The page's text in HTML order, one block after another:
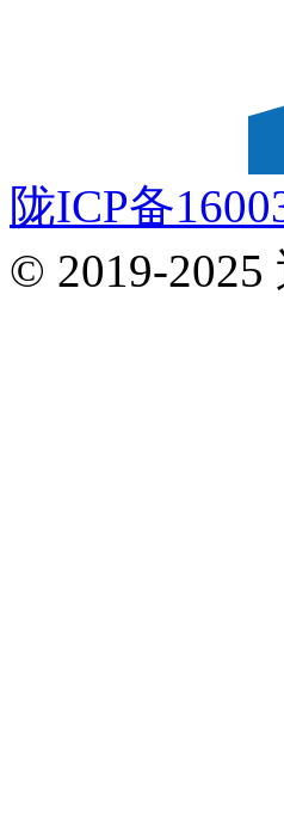
陇ICP备
© 2019-2025